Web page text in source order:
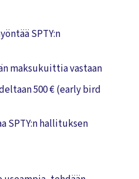
SPTY:n
maksukuittia vastaan
500 € (early bird
hallituksen